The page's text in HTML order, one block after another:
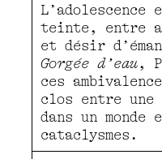
L’adolescence
teinte, entre
et désir
Gorgée d’eau,
ces
clos entre
dans un monde
cataclysmes.